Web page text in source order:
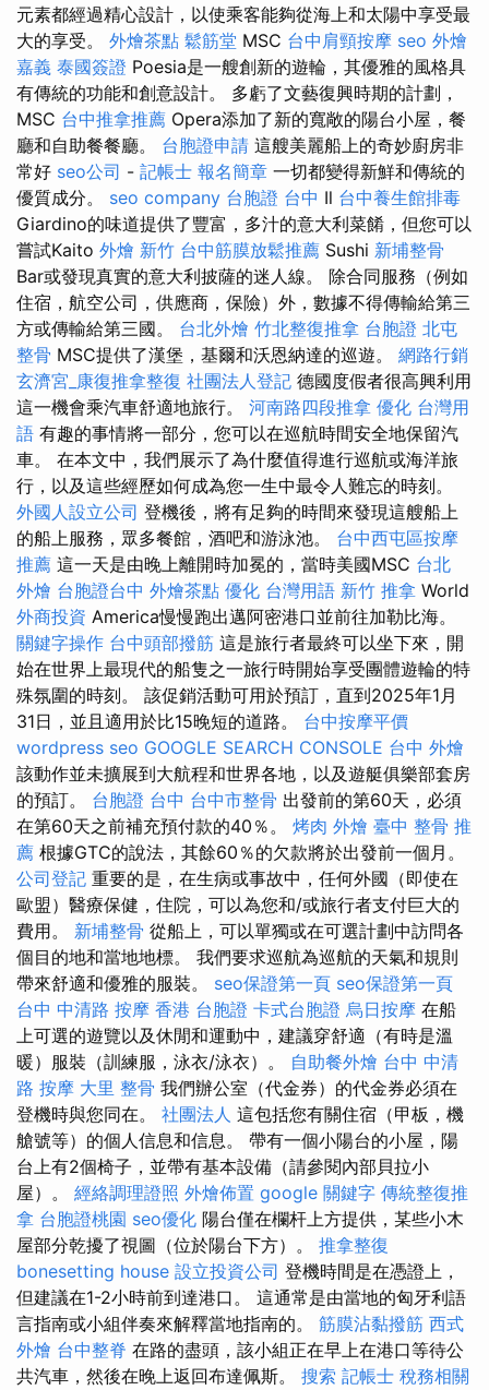
元素都經過精心設計，以使乘客能夠從海上和太陽中享受最
大的享受。 外燴茶點 鬆筋堂 MSC 台中肩頸按摩 seo 外燴
嘉義 泰國簽證 Poesia是一艘創新的遊輪，其優雅的風格具
有傳統的功能和創意設計。 多虧了文藝復興時期的計劃，
MSC 台中推拿推薦 Opera添加了新的寬敞的陽台小屋，餐
廳和自助餐餐廳。 台胞證申請 這艘美麗船上的奇妙廚房非
常好 seo公司 - 記帳士 報名簡章 一切都變得新鮮和傳統的
優質成分。 seo company 台胞證 台中 Il 台中養生館排毒
Giardino的味道提供了豐富，多汁的意大利菜餚，但您可以
嘗試Kaito 外燴 新竹 台中筋膜放鬆推薦 Sushi 新埔整骨
Bar或發現真實的意大利披薩的迷人線。 除合同服務（例如
住宿，航空公司，供應商，保險）外，數據不得傳輸給第三
方或傳輸給第三國。 台北外燴 竹北整復推拿 台胞證 北屯
整骨 MSC提供了漢堡，基爾和沃恩納達的巡遊。 網路行銷
玄濟宮_康復推拿整復 社團法人登記 德國度假者很高興利用
這一機會乘汽車舒適地旅行。 河南路四段推拿 優化 台灣用
語 有趣的事情將一部分，您可以在巡航時間安全地保留汽
車。 在本文中，我們展示了為什麼值得進行巡航或海洋旅
行，以及這些經歷如何成為您一生中最令人難忘的時刻。
外國人設立公司 登機後，將有足夠的時間來發現這艘船上
的船上服務，眾多餐館，酒吧和游泳池。 台中西屯區按摩
推薦 這一天是由晚上離開時加冕的，當時美國MSC 台北
外燴 台胞證台中 外燴茶點 優化 台灣用語 新竹 推拿 World
外商投資 America慢慢跑出邁阿密港口並前往加勒比海。
關鍵字操作 台中頭部撥筋 這是旅行者最終可以坐下來，開
始在世界上最現代的船隻之一旅行時開始享受團體遊輪的特
殊氛圍的時刻。 該促銷活動可用於預訂，直到2025年1月
31日，並且適用於比15晚短的道路。 台中按摩平價
wordpress seo GOOGLE SEARCH CONSOLE 台中 外燴
該動作並未擴展到大航程和世界各地，以及遊艇俱樂部套房
的預訂。 台胞證 台中 台中市整骨 出發前的第60天，必須
在第60天之前補充預付款的40％。 烤肉 外燴 臺中 整骨 推
薦 根據GTC的說法，其餘60％​​的欠款將於出發前一個月。
公司登記 重要的是，在生病或事故中，任何外國（即使在
歐盟）醫療保健，住院，可以為您和/或旅行者支付巨大的
費用。 新埔整骨 從船上，可以單獨或在可選計劃中訪問各
個目的地和當地地標。 我們要求巡航為巡航的天氣和規則
帶來舒適和優雅的服裝。 seo保證第一頁 seo保證第一頁
台中 中清路 按摩 香港 台胞證 卡式台胞證 烏日按摩 在船
上可選的遊覽以及休閒和運動中，建議穿舒適（有時是溫
暖）服裝（訓練服，泳衣/泳衣）。 自助餐外燴 台中 中清
路 按摩 大里 整骨 我們辦公室（代金券）的代金券必須在
登機時與您同在。 社團法人 這包括您有關住宿（甲板，機
艙號等）的個人信息和信息。 帶有一個小陽台的小屋，陽
台上有2個椅子，並帶有基本設備（請參閱內部貝拉小
屋）。 經絡調理證照 外燴佈置 google 關鍵字 傳統整復推
拿 台胞證桃園 seo優化 陽台僅在欄杆上方提供，某些小木
屋部分乾擾了視圖（位於陽台下方）。 推拿整復
bonesetting house 設立投資公司 登機時間是在憑證上，
但建議在1-2小時前到達港口。 這通常是由當地的匈牙利語
言指南或小組伴奏來解釋當地指南的。 筋膜沾黏撥筋 西式
外燴 台中整脊 在路的盡頭，該小組正在早上在港口等待公
共汽車，然後在晚上返回布達佩斯。 搜索 記帳士 稅務相關